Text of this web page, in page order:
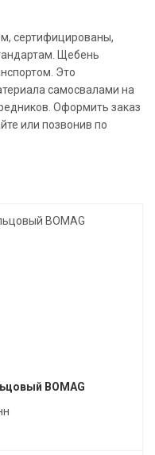
сертифицированы,
Щебень
Это
самосвалами на
Оформить заказ
или позвонив по
BOMAG